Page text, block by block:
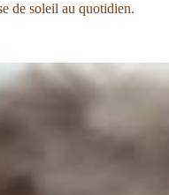
de soleil au quotidien.